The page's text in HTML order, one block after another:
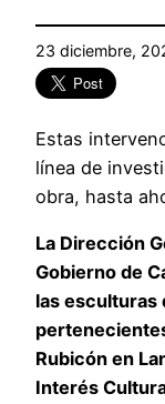
23 diciembre,
Estas
línea de
obra, hasta
La Dirección
Gobierno de
las esculturas
Rubicón en
Interés